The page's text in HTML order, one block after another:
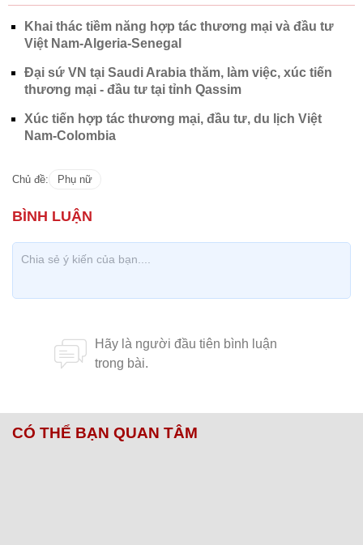
Khai thác tiềm năng hợp tác thương mại và đầu tư
Việt Nam-Algeria-Senegal
Đại sứ VN tại Saudi Arabia thăm, làm việc, xúc tiến
thương mại - đầu tư tại tỉnh Qassim
Xúc tiến hợp tác thương mại, đầu tư, du lịch Việt
Nam-Colombia
Chủ đề: Phụ nữ
CÓ THỂ BẠN QUAN TÂM